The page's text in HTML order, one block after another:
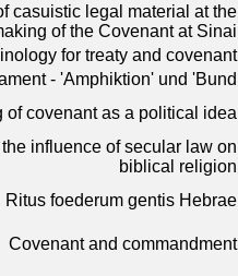
casuistic legal material at the
of the Covenant at Sinai
for treaty and covenant
- 'Amphiktion' und 'Bund'
covenant as a political idea
influence of secular law on
biblical religion
Ritus foederum gentis Hebrae
Covenant and commandment